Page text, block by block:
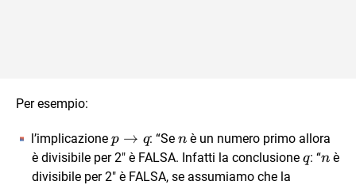
Per esempio:
l’implicazione p
\rightarrow
q
p → q: “Sen
n è un numero primo allora
è divisibile per 2" è FALSA. Infatti la conclusione q
q: “n
nè
divisibile per 2" è FALSA, se assumiamo che la